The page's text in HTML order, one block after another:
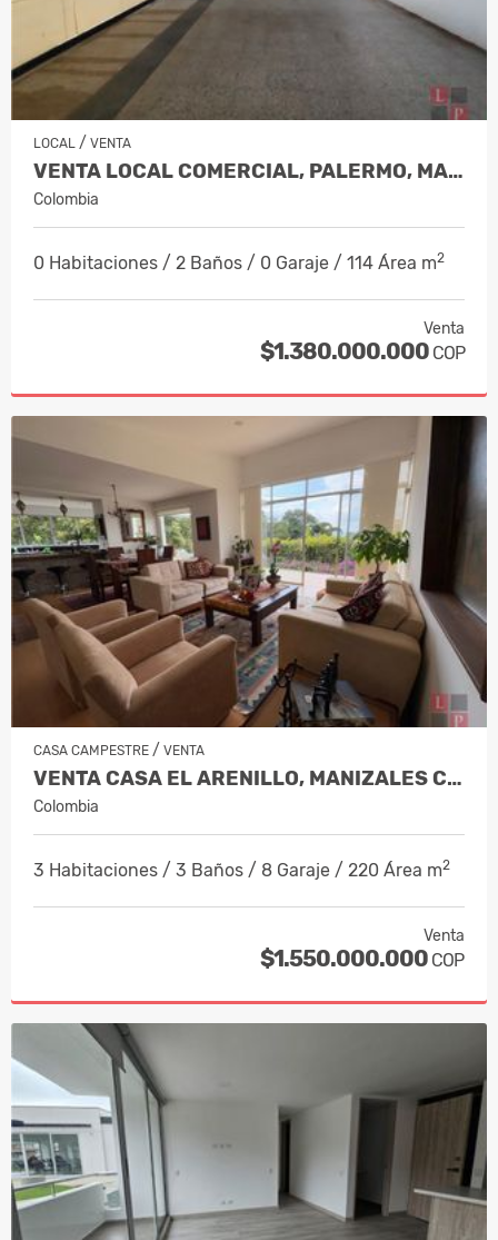
LOCAL / VENTA
VENTA LOCAL COMERCIAL, PALERMO, MANI…
Colombia
0 Habitaciones / 2 Baños / 0 Garaje / 114 Área m2
Venta
$1.380.000.000 COP
CASA CAMPESTRE / VENTA
VENTA CASA EL ARENILLO, MANIZALES CO…
Colombia
3 Habitaciones / 3 Baños / 8 Garaje / 220 Área m2
Venta
$1.550.000.000 COP